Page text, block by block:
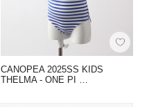
CANOPEA 2025SS KIDS
THELMA - ONE PI …